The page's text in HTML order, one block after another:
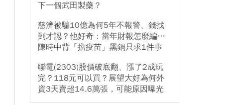
下一個武田製藥？
慈濟被騙10億為何5年不報警、錢找
到才認？他好奇：當年財報怎麼編…
陳時中背「擋疫苗」黑鍋只求1件事
聯電(2303)股價破底翻、漲了2成玩
完？118元可以買？展望大好為何外
資3天賣超14.6萬張，可能原因曝光